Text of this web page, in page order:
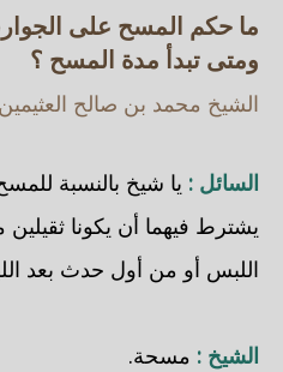
ما حكم المسح على
ومتى تبدأ مدة المسح ؟
الشيخ محمد بن صالح العثيمين
السائل : يا شيخ بالنسبة
يشترط فيهما أن يكونا
اللبس أو من أول حدث بعد
الشيخ : مسحة.